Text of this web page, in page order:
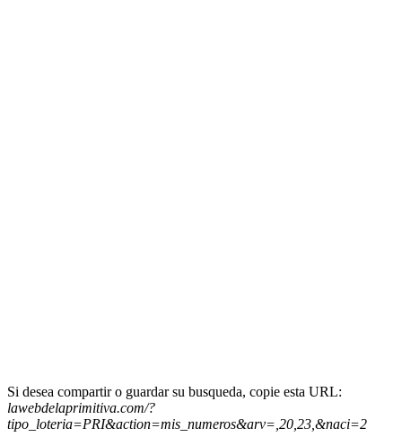
Si desea compartir o guardar su busqueda, copie esta URL:
lawebdelaprimitiva.com/?
tipo_loteria=PRI&action=mis_numeros&arv=,20,23,&naci=2